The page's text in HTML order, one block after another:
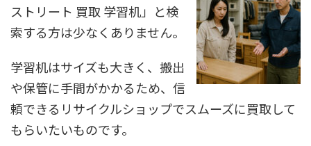
ストリート 買取 学習机」と検
索する方は少なくありません。
学習机はサイズも大きく、搬出
や保管に手間がかかるため、信
頼できるリサイクルショップでスムーズに買取して
もらいたいものです。